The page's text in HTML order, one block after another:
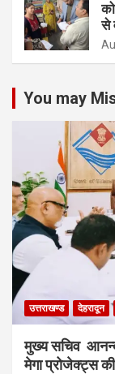
से
You may
उत्तराखण्ड देहरादून
मुख्य सचिव
मेगा प्रोजेक्ट्स की